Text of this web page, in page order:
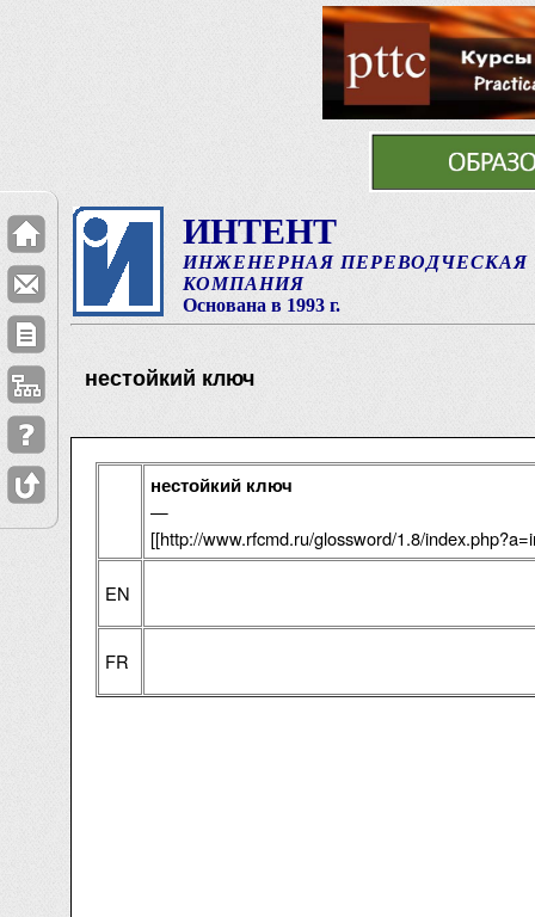
ИНТЕНТ
ИНЖЕНЕРНАЯ ПЕРЕВОДЧЕСКАЯ
КОМПАНИЯ
Основана в 1993 г.
нестойкий ключ
нестойкий ключ
—
[[http://www.rfcmd.ru/glossword/1.8/
EN
FR